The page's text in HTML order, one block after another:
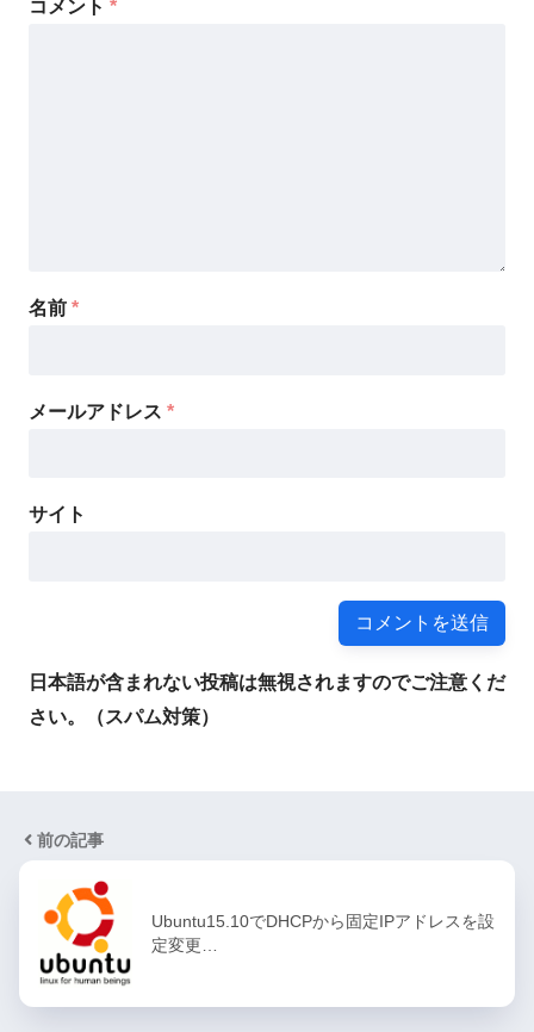
コメント *
名前 *
メールアドレス *
サイト
日本語が含まれない投稿は無視されますのでご注意くだ
さい。（スパム対策）
前の記事
Ubuntu15.10でDHCPから固定IPアドレスを設
定変更…